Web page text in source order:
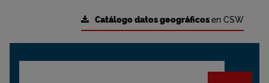
Catálogo datos geográficosen CSW